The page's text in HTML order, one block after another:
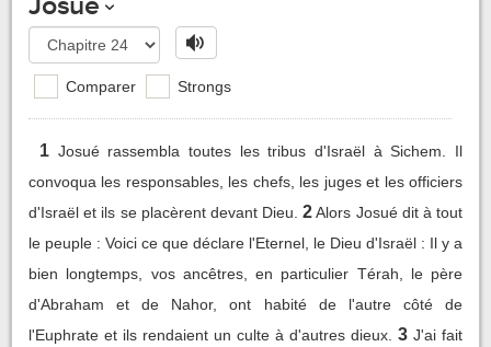
Comparer Strongs
1 Josué rassembla toutes les tribus d'Israël à Sichem. Il
convoqua les responsables, les chefs, les juges et les officiers
d'Israël et ils se placèrent devant Dieu. 2 Alors Josué dit à tout
le peuple : Voici ce que déclare l'Eternel, le Dieu d'Israël : Il y a
bien longtemps, vos ancêtres, en particulier Térah, le père
d'Abraham et de Nahor, ont habité de l'autre côté de
l'Euphrate et ils rendaient un culte à d'autres dieux. 3 J'ai fait